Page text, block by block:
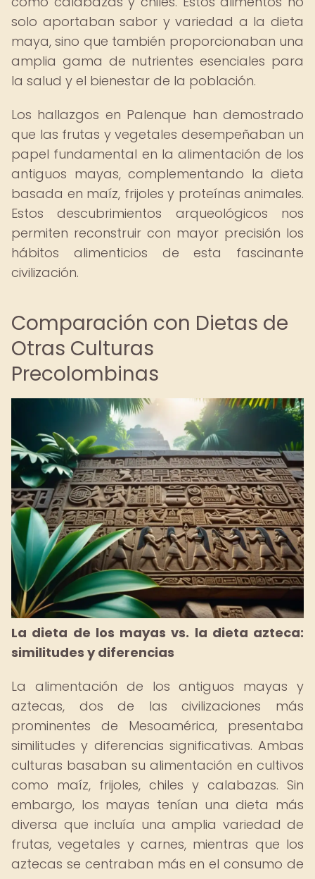
solo aportaban sabor y variedad a la dieta
maya, sino que también proporcionaban una
amplia gama de nutrientes esenciales para
la salud y el bienestar de la población.
Los hallazgos en Palenque han demostrado
que las frutas y vegetales desempeñaban un
papel fundamental en la alimentación de los
antiguos mayas, complementando la dieta
basada en maíz, frijoles y proteínas animales.
Estos descubrimientos arqueológicos nos
permiten reconstruir con mayor precisión los
hábitos alimenticios de esta fascinante
civilización.
Comparación con Dietas de
Otras Culturas
Precolombinas
La dieta de los mayas vs. la dieta azteca:
similitudes y diferencias
La alimentación de los antiguos mayas y
aztecas, dos de las civilizaciones más
prominentes de Mesoamérica, presentaba
similitudes y diferencias significativas. Ambas
culturas basaban su alimentación en cultivos
como maíz, frijoles, chiles y calabazas. Sin
embargo, los mayas tenían una dieta más
diversa que incluía una amplia variedad de
frutas, vegetales y carnes, mientras que los
aztecas se centraban más en el consumo de